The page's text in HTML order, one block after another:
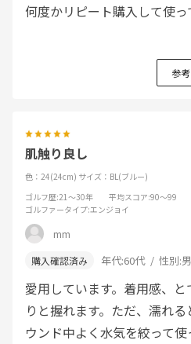
何度かリピート購入して使っ
参
肌触り良し
色：24(24cm) サイズ：BL(ブルー)
ゴルフ歴:21～30年 平均スコア:90～99
ゴルファータイプ:エンジョイ
mm
年代:60代 性別:
愛用しています。着用感、
りと握れます。ただ、濡れ
ウンド中よく水気を絞って